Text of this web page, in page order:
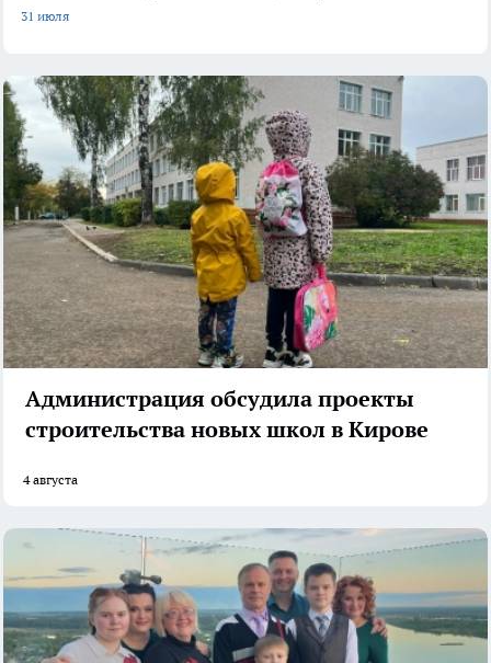
31 июля
Администрация обсудила проекты
строительства новых школ в Кирове
4 августа